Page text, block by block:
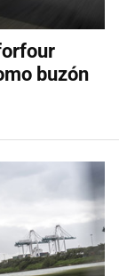
buzón